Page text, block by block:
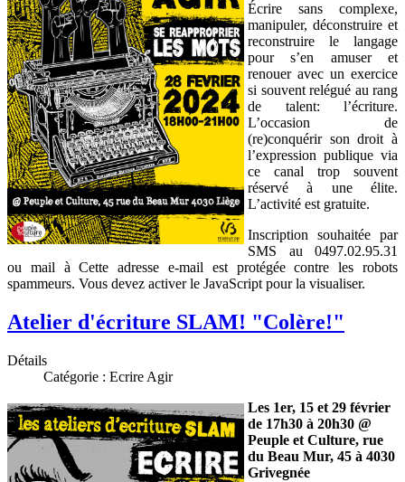
Écrire sans complexe,
manipuler, déconstruire et
reconstruire le langage
pour s’en amuser et
renouer avec un exercice
si souvent relégué au rang
de talent: l’écriture.
L’occasion de
(re)conquérir son droit à
l’expression publique via
ce canal trop souvent
réservé à une élite.
L’activité est gratuite.
Inscription souhaitée par
SMS au 0497.02.95.31
ou mail àCette adresse e-mail est protégée contre les robots
spammeurs. Vous devez activer le JavaScript pour la visualiser.
Atelier d'écriture SLAM! "Colère!"
Détails
Catégorie : Ecrire Agir
Les 1er, 15 et 29 février
de 17h30 à 20h30 @
Peuple et Culture, rue
du Beau Mur, 45 à 4030
Grivegnée